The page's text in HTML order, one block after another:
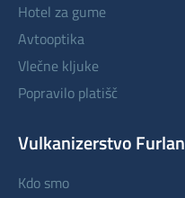
hotel za gume
avtooptika
vlečne kljuke
popravilo platišč
Vulkanizerstvo Furlan
kdo smo